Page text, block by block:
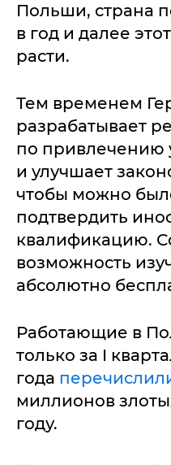
Польши, страна
в год и далее
расти.
Тем временем
разрабатывает
по привлечению
и улучшает
чтобы можно
подтвердить
квалификацию.
возможность
абсолютно
Работающие в
только за I
года
миллионов
году.